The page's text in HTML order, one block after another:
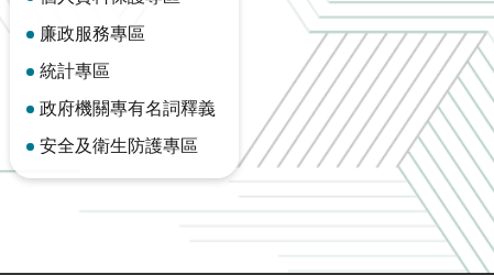
廉政服務專區
統計專區
政府機關專有名詞釋義
安全及衛生防護專區